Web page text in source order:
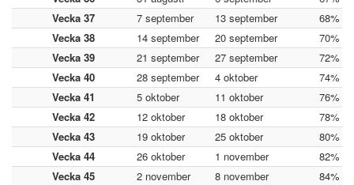
Vecka 37
7 september 13 september
68%
Vecka 38
14 september 20 september
70%
Vecka 39
21 september 27 september
72%
Vecka 40
28 september 4 oktober
74%
Vecka 41
5 oktober 11 oktober
76%
Vecka 42
12 oktober 18 oktober
78%
Vecka 43
19 oktober 25 oktober
80%
Vecka 44
26 oktober 1 november
82%
Vecka 45
2 november 8 november
84%